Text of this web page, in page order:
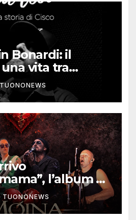
Bonardi: il
vita tra
e identità
l’album di
Record
TUONONEWS